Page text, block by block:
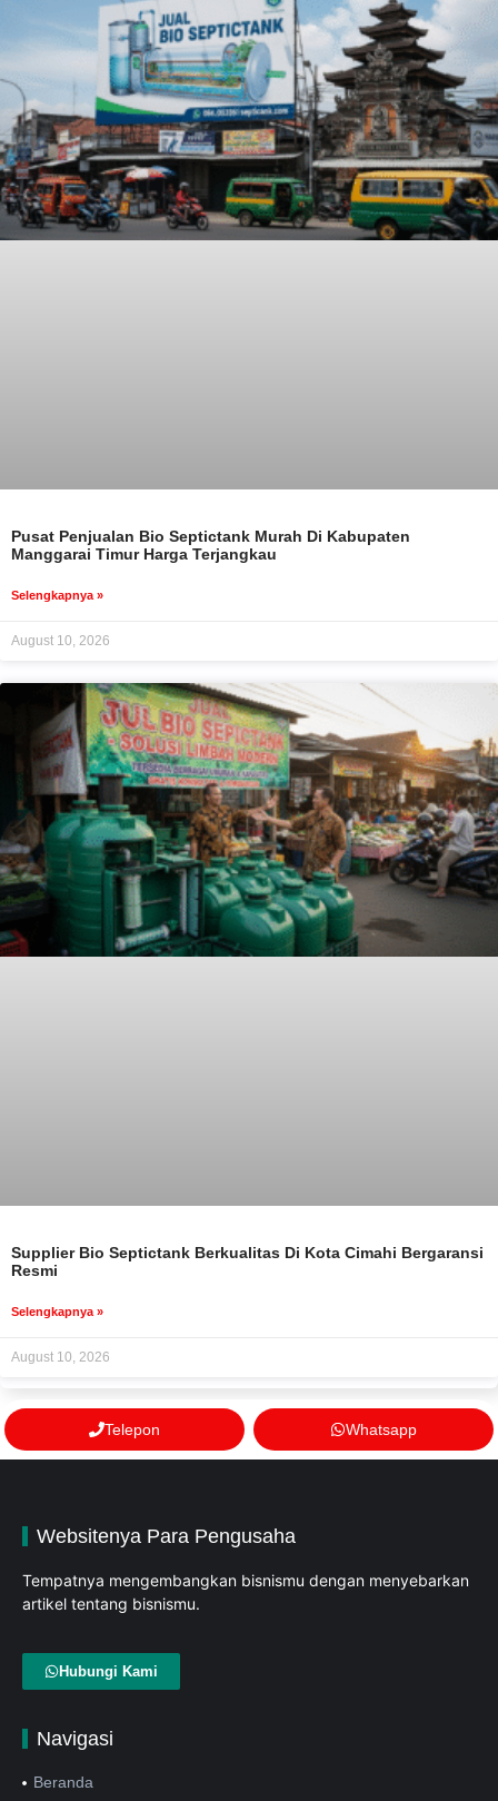
Pusat Penjualan Bio Septictank Murah Di Kabupaten
Manggarai Timur Harga Terjangkau
Selengkapnya »
August 10, 2026
Supplier Bio Septictank Berkualitas Di Kota Cimahi Bergaransi
Resmi
Selengkapnya »
August 10, 2026
Telepon Whatsapp
Websitenya Para Pengusaha
Tempatnya mengembangkan bisnismu dengan menyebarkan
artikel tentang bisnismu.
Hubungi Kami
Navigasi
Beranda